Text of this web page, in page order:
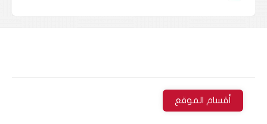
أقسام الموقع